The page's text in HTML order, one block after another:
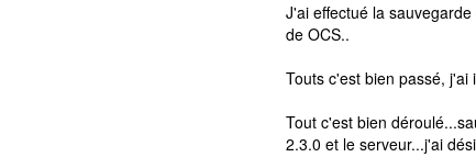
J'ai effectué la
de OCS..
Touts c'est bien passé, j'ai
Tout c'est bien
2.3.0 et le serveur...j'ai